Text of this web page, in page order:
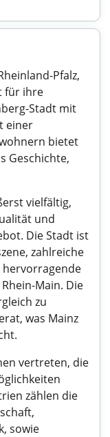
Pfalz,
für ihre
Stadt mit
einer
bietet
Geschichte,
vielfältig,
und
Die Stadt ist
zahlreiche
hervorragende
Main. Die
zu
was Mainz
vertreten, die
zählen die
sowie